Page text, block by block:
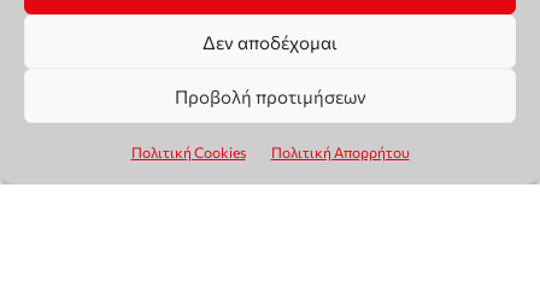
Δεν αποδέχομαι
Προβολή προτιμήσεων
Πολιτική Cookies Πολιτική Απορρήτου